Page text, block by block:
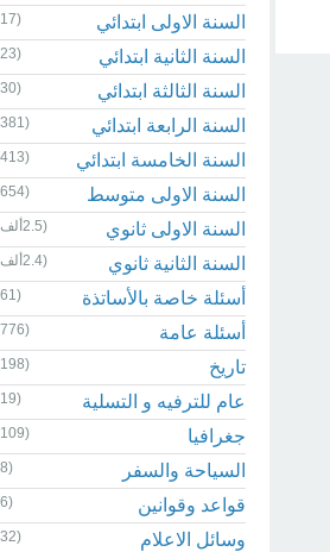
السنة الاولى ابتدائي (17)
السنة الثانية ابتدائي (23)
السنة الثالثة ابتدائي (30)
السنة الرابعة ابتدائي (381)
السنة الخامسة ابتدائي (413)
السنة الاولى متوسط (654)
السنة الاولى ثانوي (2.5ألف)
السنة الثانية ثانوي (2.4ألف)
أسئلة خاصة بالأساتذة (61)
أسئلة عامة (776)
تاريخ (198)
عام للترفيه و التسلية (19)
جغرافيا (109)
السياحة والسفر (8)
قواعد وقوانين (6)
وسائل الاعلام (32)